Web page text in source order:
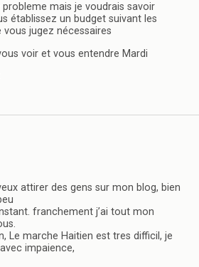
probleme mais je voudrais savoir
établissez un budget suivant les
vous jugez nécessaires
voir et vous entendre Mardi
attirer des gens sur mon blog, bien
franchement j’ai tout mon
Le marche Haitien est tres difficil, je
impaience,